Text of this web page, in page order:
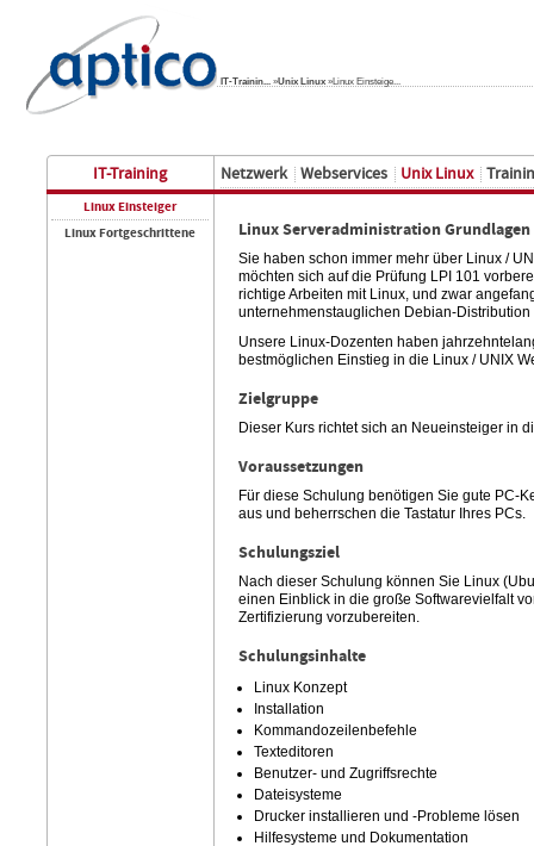
IT-Trainin... »Unix Linux »Linux Einsteige...
IT-Training Netzwerk Webservices Unix Linux
Linux Einsteiger
Linux Fortgeschrittene
Linux Serveradministration Grundlagen
Sie haben schon immer mehr über Linux /
möchten sich auf die Prüfung LPI 101
richtige Arbeiten mit Linux, und zwar
unternehmenstauglichen Debian-Distribution
Unsere Linux-Dozenten haben
bestmöglichen Einstieg in die Linux / UNIX
Zielgruppe
Dieser Kurs richtet sich an Neueinsteiger in
Voraussetzungen
Für diese Schulung benötigen Sie gute PC-
aus und beherrschen die Tastatur Ihres PCs.
Schulungsziel
Nach dieser Schulung können Sie Linux
einen Einblick in die große Softwarevielfalt
Zertifizierung vorzubereiten.
Schulungsinhalte
Linux Konzept
Installation
Kommandozeilenbefehle
Texteditoren
Benutzer- und Zugriffsrechte
Dateisysteme
Drucker installieren und -Probleme lösen
Hilfesysteme und Dokumentation